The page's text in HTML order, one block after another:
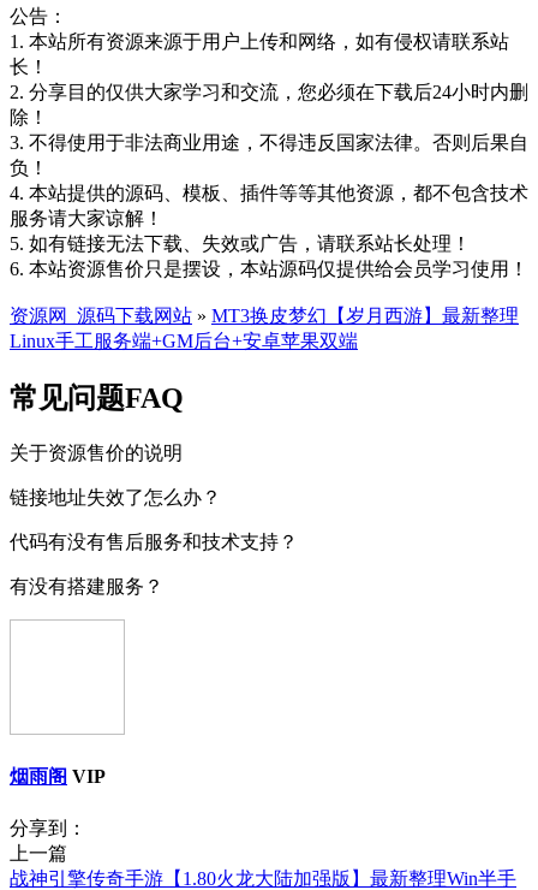
公告：
1. 本站所有资源来源于用户上传和网络，如有侵权请联系站
长！
2. 分享目的仅供大家学习和交流，您必须在下载后24小时内删
除！
3. 不得使用于非法商业用途，不得违反国家法律。否则后果自
负！
4. 本站提供的源码、模板、插件等等其他资源，都不包含技术
服务请大家谅解！
5. 如有链接无法下载、失效或广告，请联系站长处理！
6. 本站资源售价只是摆设，本站源码仅提供给会员学习使用！
资源网_源码下载网站 » MT3换皮梦幻【岁月西游】最新整理
Linux手工服务端+GM后台+安卓苹果双端
常见问题FAQ
关于资源售价的说明
链接地址失效了怎么办？
代码有没有售后服务和技术支持？
有没有搭建服务？
烟雨阁 VIP
分享到：
上一篇
战神引擎传奇手游【1.80火龙大陆加强版】最新整理Win半手